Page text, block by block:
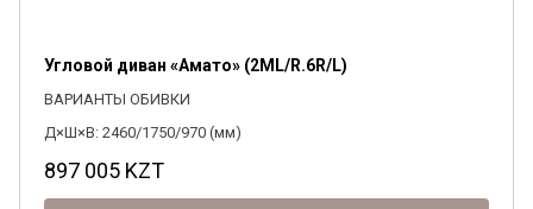
Угловой диван «Амато» (2ML/R.6R/L)
ВАРИАНТЫ ОБИВКИ
Д×Ш×В: 2460/1750/970 (мм)
897 005 KZT